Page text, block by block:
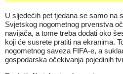
U sljedećih pet tjedana se samo na
Svjetskog nogometnog prvenstva
navijača, a tome treba dodati oko
koji će susrete pratiti na ekranima.
nogometnog saveza FIFA-e, a
gospodarska očekivanja pojedinih